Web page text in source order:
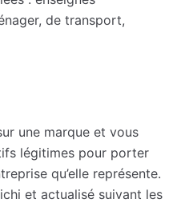
de transport,
une marque et vous
légitimes pour porter
qu’elle représente.
et actualisé suivant les